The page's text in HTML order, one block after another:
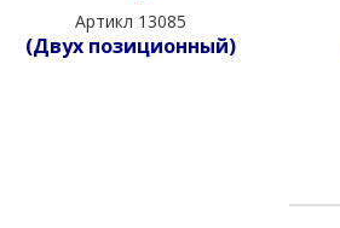
Артикл 13085
(Двух позиционный)